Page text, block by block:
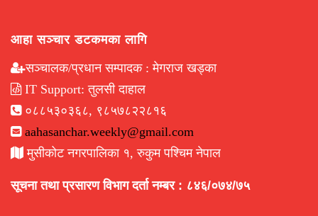
आहा सञ्चार डटकमका लागि
सञ्चालक/प्रधान सम्पादक : मेगराज खड्का
IT Support: तुलसी दाहाल
०८८५३०३६८, ९८५७८२२८१६
aahasanchar.weekly@gmail.com
मुसीकोट नगरपालिका १, रुकुम पश्चिम नेपाल
सूचना तथा प्रसारण विभाग दर्ता नम्बर : ८४६/०७४/७५